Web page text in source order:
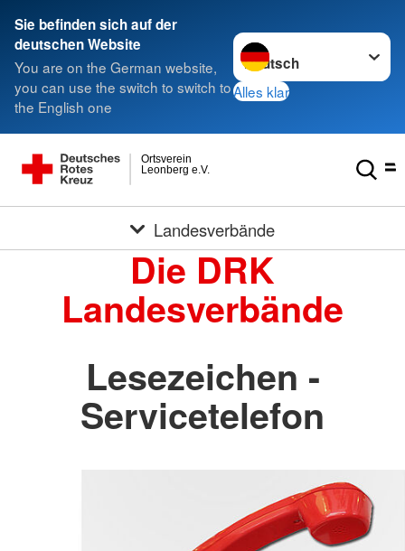
Sie befinden sich auf der
deutschen Website
You are on the German website,
you can use the switch to switch to
the English one
Sprache wechseln zu
Alles klar
Leonberg e.V.
Ortsverein
Landesverbände
Die DRK
Landesverbände
Lesezeichen -
Servicetelefon